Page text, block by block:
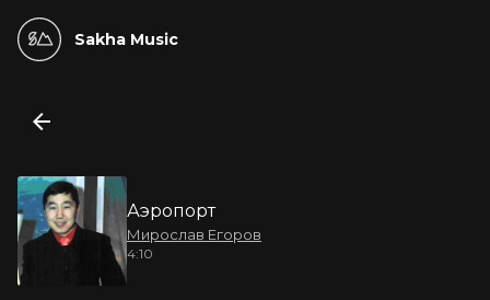
Sakha Music
Аэропорт
Мирослав Егоров
4:10